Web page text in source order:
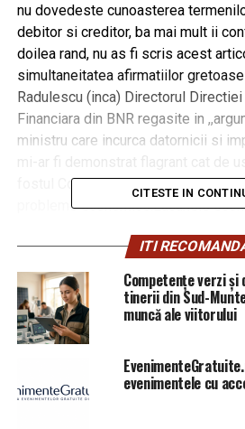
nu dovedeste cunoasterea
debitor si creditor, ba mai mult ii
doilea rand, nu as fi scris acest
simultaneitatea afirmatiilor
Radulescu (inca) Directorul
Financiara din BNR regasite in
ministru care incurca datornicii si
fostul Comisar European pentru
probleme economice.Lacunele
incearcat mereu sa le ascunda
(exemplu – platforma ,,Fericirea din
Limbajul de lemn si confuzia
esentiali in orice contract de credit
modul in care domnul Ciolos a
functii de-a lungul carierei, ceea ce
mai degraba ca si caracter de
lipsita de principialitate care, pentru
CITESTE IN
ITI
Competențe verzi
tinerii din Sud-
muncă ale viitorului
evenimentele cu